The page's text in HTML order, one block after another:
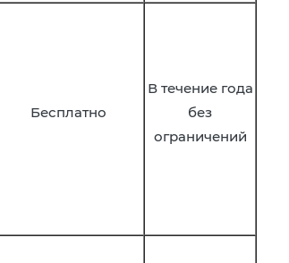
Бесплатно
В течение года
без
ограничений